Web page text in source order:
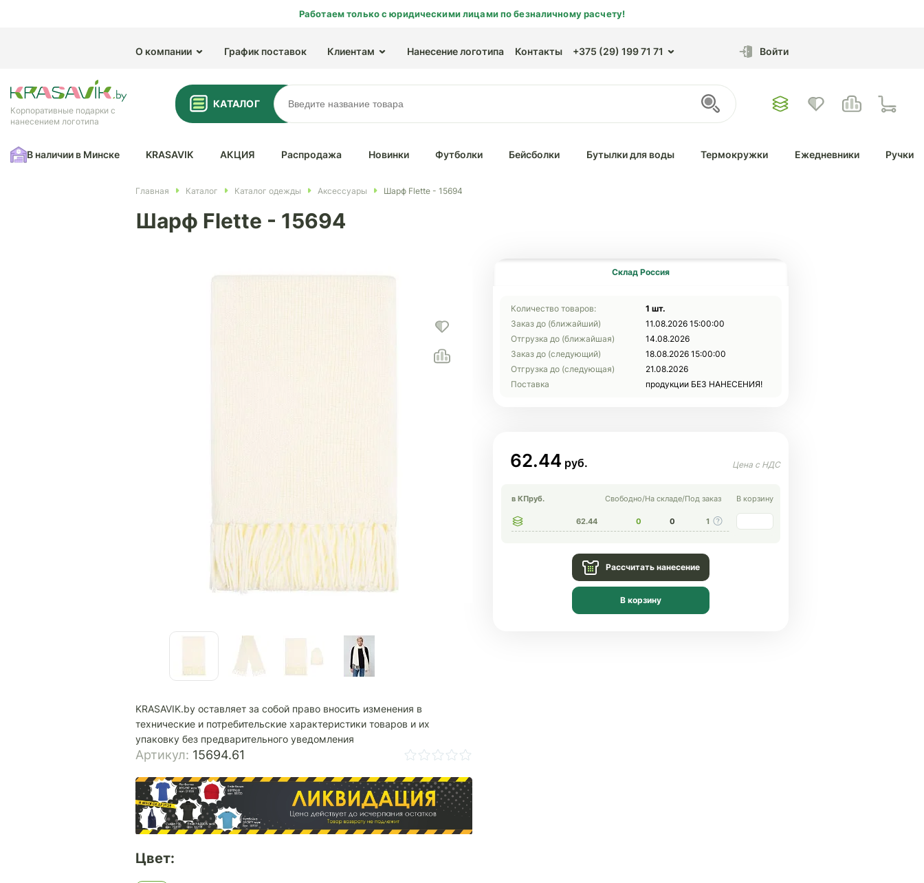
Работаем только с юридическими лицами по безналичному расчету!
О компании График поставок Клиентам Нанесение логотипа Контакты +375 (29) 199 71 71 Войти
Корпоративные подарки с
нанесением логотипа
КАТАЛОГ
В наличии в Минске KRASAVIK АКЦИЯ Распродажа Новинки Футболки Бейсболки Бутылки для воды Термокружки Ежедневники Ручки
Главная Каталог Каталог одежды Аксессуары Шарф Flette - 15694
Шарф Flette - 15694
KRASAVIK.by оставляет за собой право вносить изменения в
технические и потребительские характеристики товаров и их
упаковку без предварительного уведомления
Артикул: 15694.61
Цвет:
Склад Россия
Количество товаров:
1 шт.
Заказ до (ближайший)
11.08.2026 15:00:00
Отгрузка до (ближайшая)
14.08.2026
Заказ до (следующий)
18.08.2026 15:00:00
Отгрузка до (следующая)
21.08.2026
Поставка
продукции БЕЗ НАНЕСЕНИЯ!
62.44
в КПруб. Свободно/На складе/Под заказ В корзину
62.44 0 0 1
Рассчитать нанесение
В корзину